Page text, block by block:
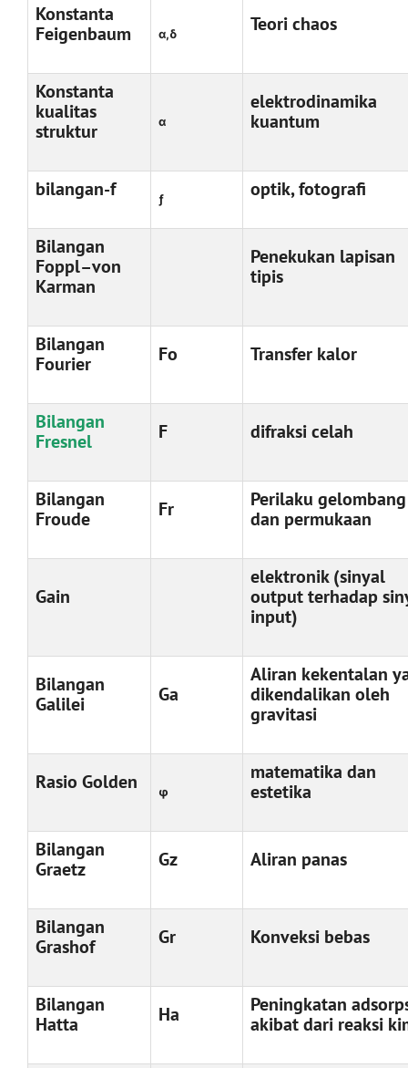
Konstanta
Feigenbaum
α,δ Teori chaos
Konstanta
kualitas
struktur
α
elektrodinamika
kuantum
bilangan-f ƒ optik, fotografi
Bilangan
Foppl–von
Karman
Penekukan lapisan
tipis
Bilangan
Fourier
Fo Transfer kalor
Bilangan
Fresnel
F difraksi celah
Bilangan
Froude
Fr
Perilaku gelombang
dan permukaan
Gain
elektronik (sinyal
output terhadap
input)
Bilangan
Galilei
Ga
Aliran kekentalan
dikendalikan oleh
gravitasi
Rasio Golden φ
matematika dan
estetika
Bilangan
Graetz
Gz Aliran panas
Bilangan
Grashof
Gr Konveksi bebas
Bilangan
Hatta
Ha
Peningkatan
akibat dari reaksi